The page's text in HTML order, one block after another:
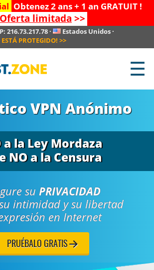
Obtenez 2 ans + 1 an GRATUIT !
Oferta limitada >>
216.73.217.78 · Estados Unidos·
ESTÁ PROTEGIDO! >>
☰
VPN Anónimo
a la Ley Mordaza
NO a la Censura
su PRIVACIDAD
intimidad y su libertad
en Internet
PRUÉBALO GRATIS